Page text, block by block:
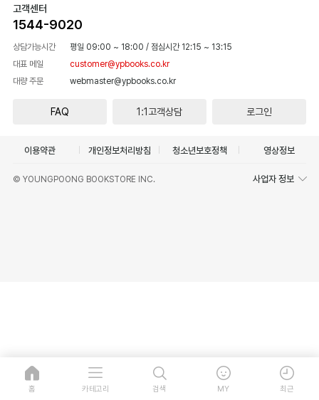
고객센터
1544-9020
상담가능시간 평일 09:00 ~ 18:00 / 점심시간 12:15 ~ 13:15
대표 메일
customer@ypbooks.co.kr
대량 주문
webmaster@ypbooks.co.kr
FAQ 1:1고객상담 로그인
이용약관 개인정보처리방침 청소년보호정책 영상정보
© YOUNGPOONG BOOKSTORE INC. 사업자 정보
홈 카테고리 검색 MY 최근